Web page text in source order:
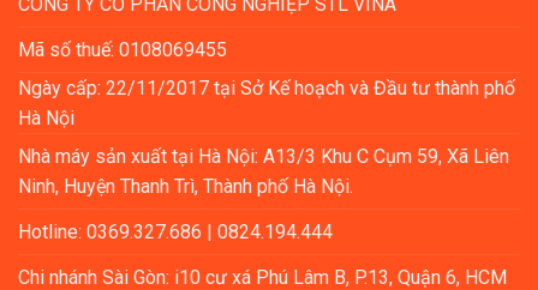
Mã số thuế: 0108069455
Ngày cấp: 22/11/2017 tại Sở Kế hoạch và Đầu tư thành phố
Hà Nội
Nhà máy sản xuất tại Hà Nội: A13/3 Khu C Cụm 59, Xã Liên
Ninh, Huyện Thanh Trì, Thành phố Hà Nội.
Hotline: 0369.327.686 | 0824.194.444
Chi nhánh Sài Gòn: i10 cư xá Phú Lâm B, P.13, Quận 6, HCM